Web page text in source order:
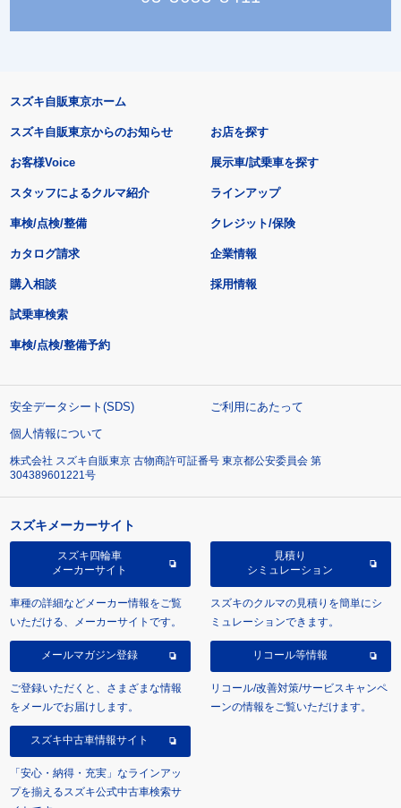
スズキ自販東京ホーム
スズキ自販東京からのお知らせ
お客様Voice
スタッフによるクルマ紹介
お店を探す
展示車/試乗車を探す
ラインアップ
車検/点検/整備 クレジット/保険
カタログ請求
購入相談
試乗車検索
車検/点検/整備予約
企業情報
採用情報
安全データシート(SDS)
ご利用にあたって
個人情報について
株式会社 スズキ自販東京 古物商許可証番号 東京都公安委員会 第
304389601221号
スズキメーカーサイト
スズキ四輪車
メーカーサイト
車種の詳細などメーカー情報をご覧
いただける、メーカーサイトです。
見積り
シミュレーション
スズキのクルマの見積りを簡単にシ
ミュレーションできます。
メールマガジン登録
ご登録いただくと、さまざまな情報
をメールでお届けします。
リコール等情報
リコール/改善対策/サービスキャンペ
ーンの情報をご覧いただけます。
スズキ中古車情報サイト
「安心・納得・充実」なラインアッ
プを揃えるスズキ公式中古車検索サ